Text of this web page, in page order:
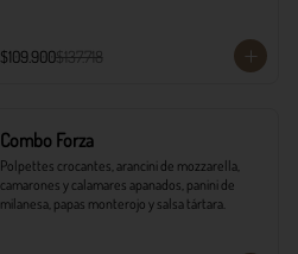
$109.900$137.718
Combo Forza
Polpettes crocantes, arancini de mozzarella,
camarones y calamares apanados, panini de
milanesa, papas monterojo y salsa tártara.